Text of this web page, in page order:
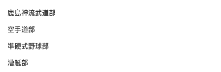
鹿島神流武道部
空手道部
準硬式野球部
漕艇部